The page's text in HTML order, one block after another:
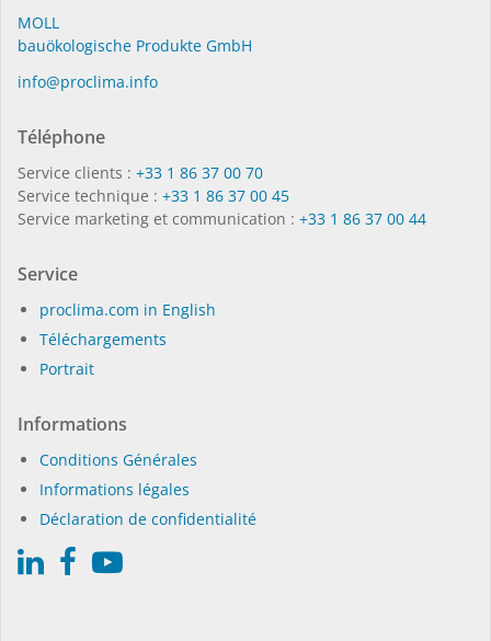
MOLL
bauöko­lo­gi­sche Pro­duk­te GmbH
in­fo@procli­ma.info
Téléphone
Service clients : +33 1 86 37 00 70
Service technique : +33 1 86 37 00 45
Service marketing et communication : +33 1 86 37 00 44
Service
proclima.com in English
Téléchargements
Portrait
Informations
Conditions Générales
Informations légales
Déclaration de confidentialité